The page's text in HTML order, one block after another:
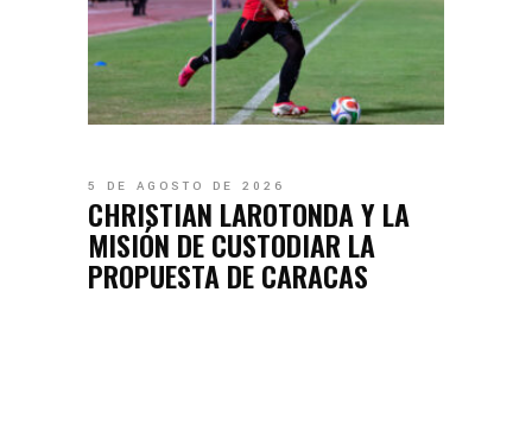
5 DE AGOSTO DE 2026
CHRISTIAN LAROTONDA Y LA
MISIÓN DE CUSTODIAR LA
PROPUESTA DE CARACAS